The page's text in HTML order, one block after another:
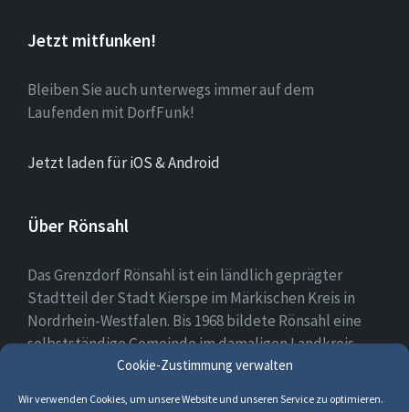
Cookie-Zustimmung verwalten
Wir verwenden Cookies, um unsere Website und unseren Service zu optimieren.
Jetzt mitfunken!
Bleiben Sie auch unterwegs immer auf dem
Laufenden mit DorfFunk!
Jetzt laden für iOS & Android
Über Rönsahl
Das Grenzdorf Rönsahl ist ein ländlich geprägter
Stadtteil der Stadt Kierspe im Märkischen Kreis in
Nordrhein-Westfalen. Bis 1968 bildete Rönsahl eine
selbstständige Gemeinde im damaligen Landkreis
Altena. Heute leben etwa 2.300 Menschen in und um